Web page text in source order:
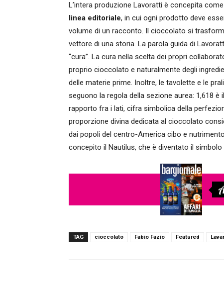
L’intera produzione Lavoratti è concepita
linea editoriale, in cui ogni prodotto deve
volume di un racconto. Il cioccolato si
vettore di una storia. La parola guida di
“cura”. La cura nella scelta dei propri
proprio cioccolato e naturalmente degli
delle materie prime. Inoltre, le tavolette e le
seguono la regola della sezione aurea: 1,618 è il
rapporto fra i lati, cifra simbolica della
proporzione divina dedicata al cioccolato
dai popoli del centro-America cibo e
concepito il Nautilus, che è diventato il simbolo
TAG cioccolato Fabio Fazio Featured